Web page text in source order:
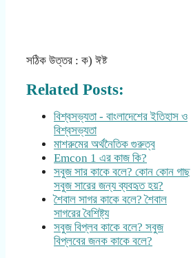
সঠিক উত্তর : ক) ঈষ্ট
Related Posts:
বিশ্বসভ্যতা - বাংলাদেশের ইতিহাস ও
বিশ্বসভ্যতা
মাশরুমের অর্থনৈতিক গুরুত্ব
Emcon 1 এর কাজ কি?
সবুজ সার কাকে বলে? কোন কোন গাছ
সবুজ সারের জন্য ব্যবহৃত হয়?
শৈবাল সাগর কাকে বলে? শৈবাল
সাগরের বৈশিষ্ট্য
সবুজ বিপ্লব কাকে বলে? সবুজ
বিপ্লবের জনক কাকে বলে?